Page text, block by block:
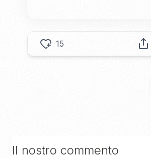
15
Il nostro commento